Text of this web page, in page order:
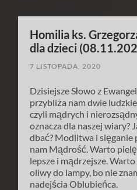
Homilia ks.
dla dzieci
7 LISTOPADA, 2020
Dzisiejsze Słowo z
przybliża nam dwie
czyli mądrych i
oznacza dla naszej wiary?
dbać? Modlitwa i sięganie
nam Mądrość. Warto
lepsze i mądrzejsze.
oliwy do lampy, bo nie
nadejścia Oblubieńca.